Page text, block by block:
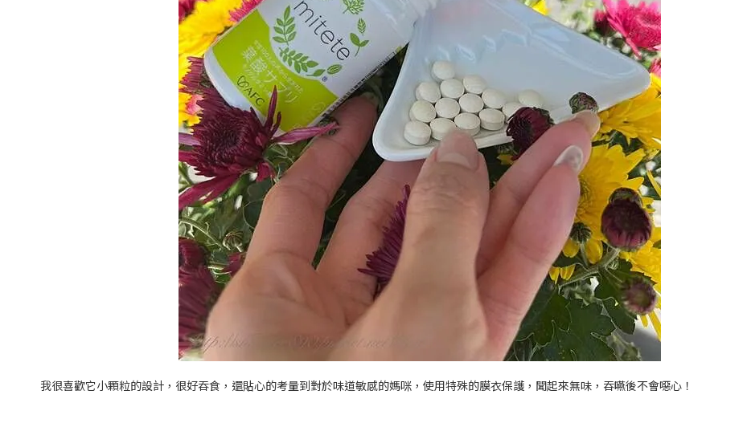
我很喜歡它小顆粒的設計，很好吞食，還貼心的考量到對於味道敏感的媽咪，使用特殊的膜衣保護，聞起來無味，吞嚥後不會噁心！